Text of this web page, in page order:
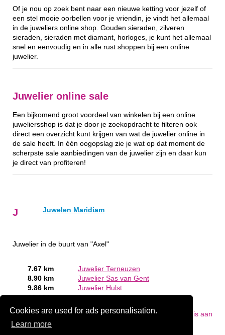
Cookies are used for ads personalisation.
Learn more
Of je nou op zoek bent naar een nieuwe ketting voor jezelf of
een stel mooie oorbellen voor je vriendin, je vindt het allemaal
in de juweliers online shop. Gouden sieraden, zilveren
sieraden, sieraden met diamant, horloges, je kunt het allemaal
snel en eenvoudig en in alle rust shoppen bij een online
juwelier.
Juwelier online sale
Een bijkomend groot voordeel van winkelen bij een online
juweliersshop is dat je door je zoekopdracht te filteren ook
direct een overzicht kunt krijgen van wat de juwelier online in
de sale heeft. In één oogopslag zie je wat op dat moment de
scherpste sale aanbiedingen van de juwelier zijn en daar kun
je direct van profiteren!
J Juwelen Maridiam
Juwelier in de buurt van "Axel"
7.67 km
Juwelier Terneuzen
8.90 km
Juwelier Sas van Gent
9.86 km
Juwelier Hulst
20.12 km
Juwelier Hoofdplaat
Bent of kent u een Juwelier in Axel?Meld een bedrijf gratis aan